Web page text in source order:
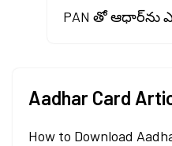
PAN తో
Aadhar Card
How to Download